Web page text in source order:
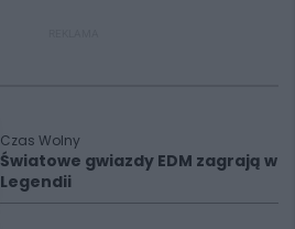
Czas Wolny
Światowe gwiazdy EDM zagrają w
Legendii